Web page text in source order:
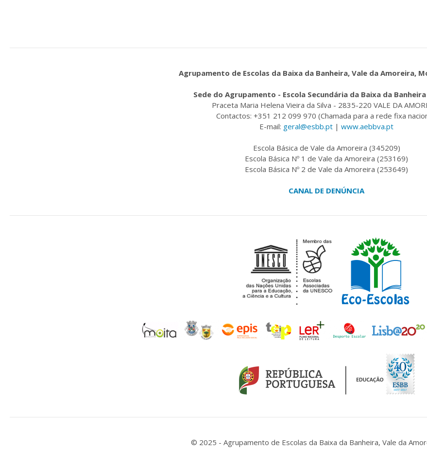
Agrupamento de Escolas da Baixa da Banheira, Vale da Amoreira,
Sede do Agrupamento - Escola Secundária da Baixa da
Praceta Maria Helena Vieira da Silva - 2835-220 VALE DA
Contactos: +351 212 099 970 (Chamada para a rede fixa
E-mail: geral@esbb.pt | www.aebbva.pt
Escola Básica de Vale da Amoreira (345209)
Escola Básica Nº 1 de Vale da Amoreira (253169)
Escola Básica Nº 2 de Vale da Amoreira (253649)
CANAL DE DENÚNCIA
© 2025 - Agrupamento de Escolas da Baixa da Banheira, Vale da